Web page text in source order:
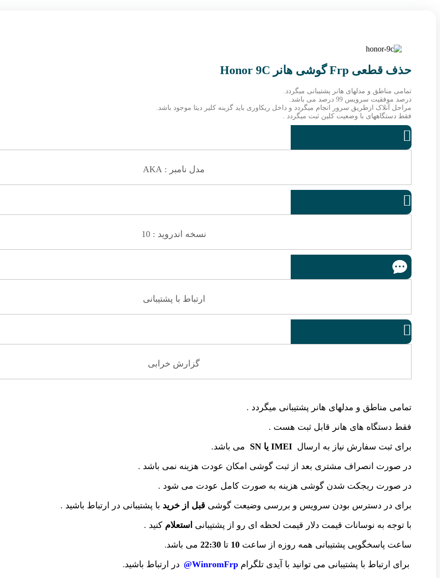
حذف قطعی Frp گوشی هانر Honor 9C
تمامی مناطق و مدلهای هانر پشتیبانی میگردد.
درصد موفقیت سرویس 99 درصد می باشد.
مراحل آنلاک ازطریق سرور انجام میگردد و داخل ریکاوری باید گزینه کلیر دیتا موجود باشد.
فقط دستگاههای با وضعیت کلین ثبت میگردد .

مدل نامبر : AKA

نسخه اندروید : 10
ارتباط با پشتیبانی

گزارش خرابی
تمامی مناطق و مدلهای هانر پشتیبانی میگردد .
فقط دستگاه های هانر قابل ثبت هست .
برای ثبت سفارش نیاز به ارسال IMEI یا SN
می باشد.
در صورت انصراف مشتری بعد از ثبت گوشی امکان عودت هزینه نمی باشد .
در صورت ریجکت شدن گوشی هزینه به صورت کامل عودت می شود .
برای در دسترس بودن سرویس و بررسی وضیعت گوشی قبل از خرید با پشتیبانی در ارتباط باشید .
با توجه به نوسانات قیمت دلار قیمت لحظه ای رو از پشتیبانی استعلام کنید .
ساعت پاسخگویی پشتیبانی همه روزه از ساعت 10 تا 22:30 می باشد.
برای ارتباط با پشتیبانی می توانید با آیدی تلگرام WinromFrp@ در ارتباط باشید.